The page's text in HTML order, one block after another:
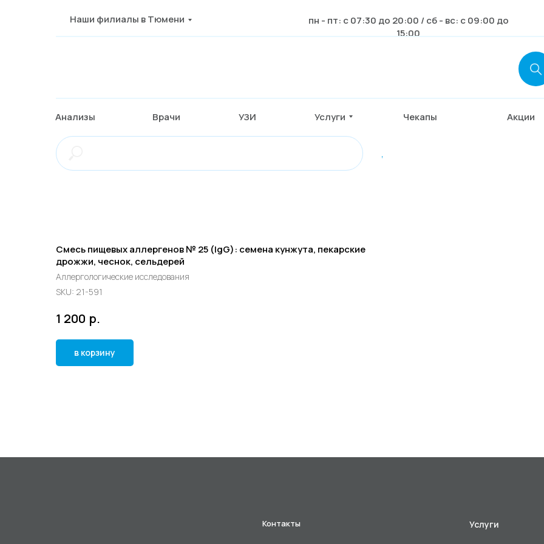
Наши филиалы в Тюмени
пн - пт: с 07:30 до 20:00 / сб - вс: с 09:00 до
15:00
Акции
Анализы Врачи УЗИ Услуги Чекапы
,
Смесь пищевых аллергенов № 25 (IgG): семена кунжута, пекарские
дрожжи, чеснок, сельдерей
Аллергологические исследования
SKU: 21-591
1 200 р.
в корзину
Услуги
Контакты